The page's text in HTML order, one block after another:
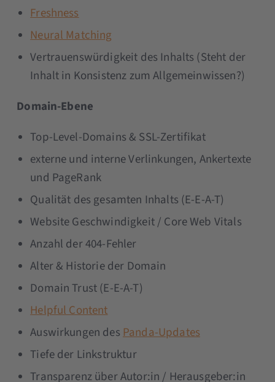
Freshness
Neural Matching
Vertrauenswürdigkeit des Inhalts (Steht der
Inhalt in Konsistenz zum Allgemeinwissen?)
Domain-Ebene
Top-Level-Domains & SSL-Zertifikat
externe und interne Verlinkungen, Ankertexte
und PageRank
Qualität des gesamten Inhalts (E-E-A-T)
Website Geschwindigkeit / Core Web Vitals
Anzahl der 404-Fehler
Alter & Historie der Domain
Domain Trust (E-E-A-T)
Helpful Content
Auswirkungen desPanda-Updates
Tiefe der Linkstruktur
Transparenz über Autor:in / Herausgeber:in